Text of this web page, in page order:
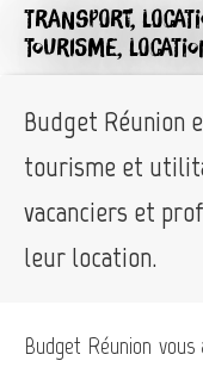
TRANSPORT,
TOURISME,
Budget Réunion
tourisme et
vacanciers et
leur location.
Budget Réunion